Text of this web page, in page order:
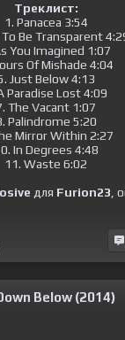
Треклист:
1. Panacea 3:54
Be Transparent
You Imagined 1:07
Of Mishade 4:04
Just Below 4:13
Paradise Lost 4:09
The Vacant 1:07
Palindrome 5:20
Mirror Within 2:27
In Degrees 4:48
11. Waste 6:02
для Furion23 ,
Below (2014)